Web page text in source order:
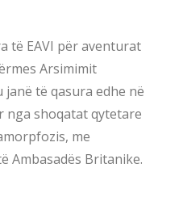
të EAVI për aventurat
Arsimimit
të qasura edhe në
nga shoqatat qytetare
me
Ambasadës Britanike.